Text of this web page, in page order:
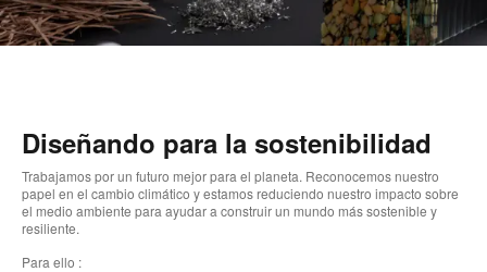
Diseñando para la sostenibilidad
Trabajamos por un futuro mejor para el planeta. Reconocemos nuestro
papel en el cambio climático y estamos reduciendo nuestro impacto sobre
el medio ambiente para ayudar a construir un mundo más sostenible y
resiliente.
Para ello :